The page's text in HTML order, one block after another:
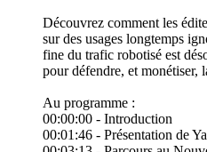
Découvrez comment les
sur des usages longtemps
fine du trafic robotisé est
pour défendre, et
Au programme :
00:00:00 - Introduction
00:01:46 - Présentation de